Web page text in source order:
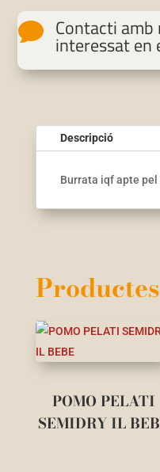
 Contacti
interessat en
Descripció
Burrata iqf apte
POMO PELATI
SEMIDRY IL